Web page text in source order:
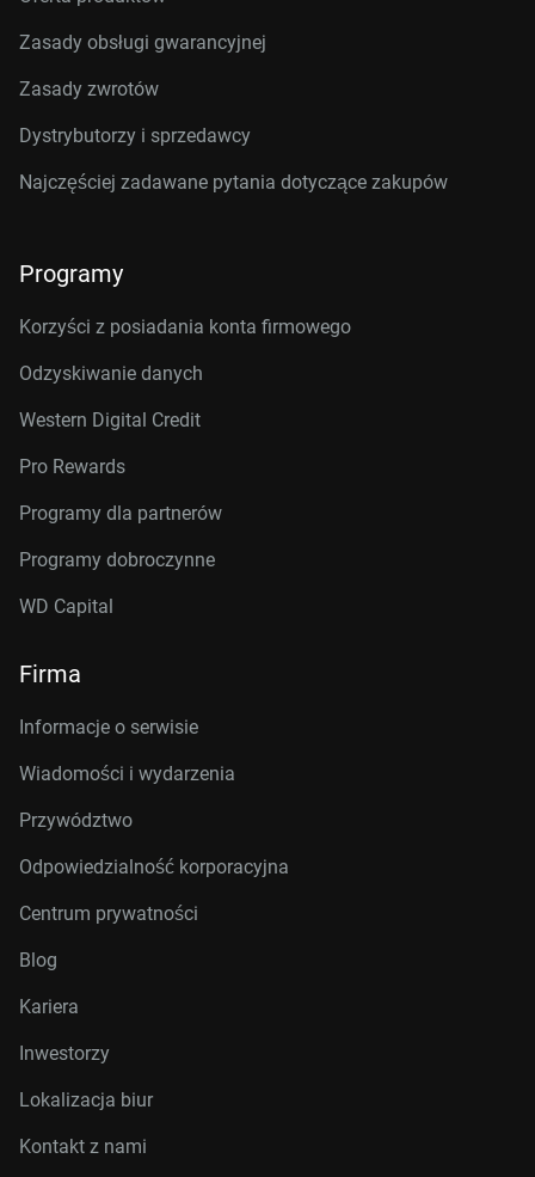
Zasady obsługi gwarancyjnej
Zasady zwrotów
Dystrybutorzy i sprzedawcy
Najczęściej zadawane pytania dotyczące zakupów
Programy
Korzyści z posiadania konta firmowego
Odzyskiwanie danych
Western Digital Credit
Pro Rewards
Programy dla partnerów
Programy dobroczynne
WD Capital
Firma
Informacje o serwisie
Wiadomości i wydarzenia
Przywództwo
Odpowiedzialność korporacyjna
Centrum prywatności
Blog
Kariera
Inwestorzy
Lokalizacja biur
Kontakt z nami